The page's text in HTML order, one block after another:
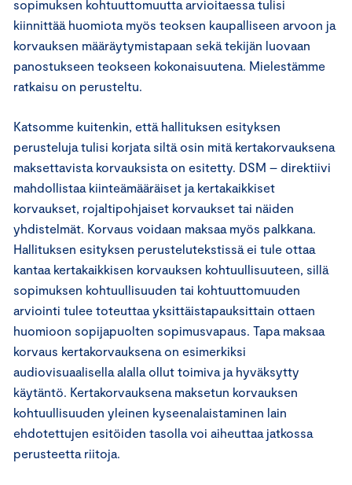
sopimuksen kohtuuttomuutta arvioitaessa tulisi
kiinnittää huomiota myös teoksen kaupalliseen arvoon ja
korvauksen määräytymistapaan sekä tekijän luovaan
panostukseen teokseen kokonaisuutena. Mielestämme
ratkaisu on perusteltu.
Katsomme kuitenkin, että hallituksen esityksen
perusteluja tulisi korjata siltä osin mitä kertakorvauksena
maksettavista korvauksista on esitetty. DSM – direktiivi
mahdollistaa kiinteämääräiset ja kertakaikkiset
korvaukset, rojaltipohjaiset korvaukset tai näiden
yhdistelmät. Korvaus voidaan maksaa myös palkkana.
Hallituksen esityksen perustelutekstissä ei tule ottaa
kantaa kertakaikkisen korvauksen kohtuullisuuteen, sillä
sopimuksen kohtuullisuuden tai kohtuuttomuuden
arviointi tulee toteuttaa yksittäistapauksittain ottaen
huomioon sopijapuolten sopimusvapaus. Tapa maksaa
korvaus kertakorvauksena on esimerkiksi
audiovisuaalisella alalla ollut toimiva ja hyväksytty
käytäntö. Kertakorvauksena maksetun korvauksen
kohtuullisuuden yleinen kyseenalaistaminen lain
ehdotettujen esitöiden tasolla voi aiheuttaa jatkossa
perusteetta riitoja.